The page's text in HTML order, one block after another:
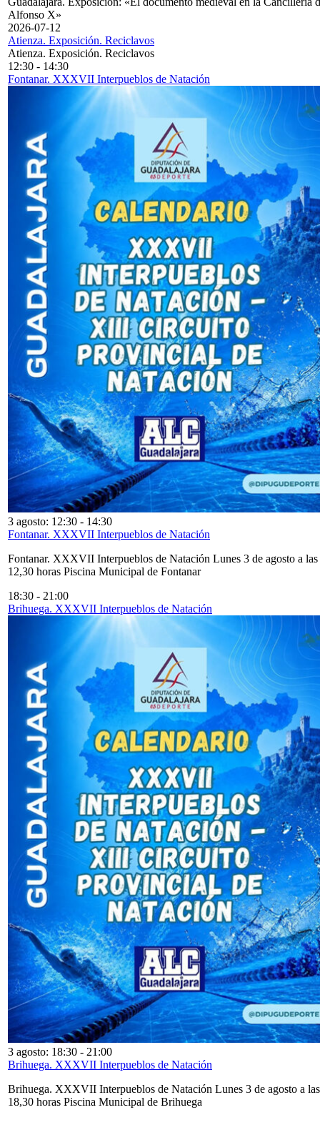
Alfonso X»
2026-07-12
Atienza. Exposición. Reciclavos
Atienza. Exposición. Reciclavos
12:30 - 14:30
Fontanar. XXXVII Interpueblos de Natación
3 agosto: 12:30 - 14:30
Fontanar. XXXVII Interpueblos de Natación
Fontanar. XXXVII Interpueblos de Natación Lunes 3 de agosto a las
12,30 horas Piscina Municipal de Fontanar
18:30 - 21:00
Brihuega. XXXVII Interpueblos de Natación
3 agosto: 18:30 - 21:00
Brihuega. XXXVII Interpueblos de Natación
Brihuega. XXXVII Interpueblos de Natación Lunes 3 de agosto a las
18,30 horas Piscina Municipal de Brihuega